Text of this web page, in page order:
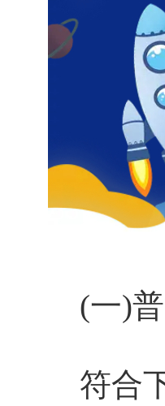
(一)普
符合下